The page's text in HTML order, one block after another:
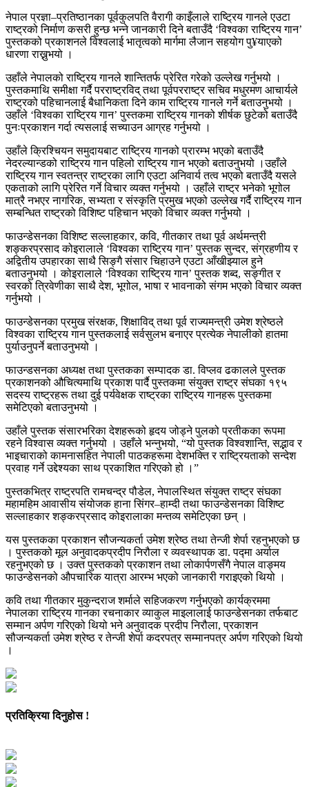
नेपाल प्रज्ञा–प्रतिष्ठानका पूर्वकुलपति वैरागी काइँलाले राष्ट्रिय गानले एउटा
राष्ट्रको निर्माण कसरी हुन्छ भन्ने जानकारी दिने बताउँदै ‘विश्वका राष्ट्रिय गान’
पुस्तकको प्रकाशनले विश्वलाई भातृत्वको मार्गमा लैजान सहयोग पु¥याएको
धारणा राख्नुभयो ।
उहाँले नेपालको राष्ट्रिय गानले शान्तितर्फ प्रेरित गरेको उल्लेख गर्नुभयो ।
पुस्तकमाथि समीक्षा गर्दै परराष्ट्रविद् तथा पूर्वपरराष्ट्र सचिव मधुरमण आचार्यले
राष्ट्रको पहिचानलाई बैधानिकता दिने काम राष्ट्रिय गानले गर्ने बताउनुभयो ।
उहाँले ‘विश्वका राष्ट्रिय गान’ पुस्तकमा राष्ट्रिय गानको शीर्षक छुटेको बताउँदै
पुनःप्रकाशन गर्दा त्यसलाई सच्याउन आग्रह गर्नुभयो ।
उहाँले क्रिश्चियन समुदायबाट राष्ट्रिय गानको प्रारम्भ भएको बताउँदै
नेदरल्यान्डको राष्ट्रिय गान पहिलो राष्ट्रिय गान भएको बताउनुभयो ।उहाँले
राष्ट्रिय गान स्वतन्त्र राष्ट्रका लागि एउटा अनिवार्य तत्व भएको बताउँदै यसले
एकताको लागि प्रेरित गर्ने विचार व्यक्त गर्नुभयो । उहाँले राष्ट्र भनेको भूगोल
मात्रै नभएर नागरिक, सभ्यता र संस्कृति प्रमुख भएको उल्लेख गर्दै राष्ट्रिय गान
सम्बन्धित राष्ट्रको विशिष्ट पहिचान भएको विचार व्यक्त गर्नुभयो ।
फाउन्डेसनका विशिष्ट सल्लाहकार, कवि, गीतकार तथा पूर्व अर्थमन्त्री
शङ्करप्रसाद कोइरालाले ‘विश्वका राष्ट्रिय गान’ पुस्तक सुन्दर, संग्रहणीय र
अद्वितीय उपहारका साथै सिङ्गै संसार चिहाउने एउटा आँखीझ्याल हुने
बताउनुभयो । कोइरालाले ‘विश्वका राष्ट्रिय गान’ पुस्तक शब्द, सङ्गीत र
स्वरको त्रिवेणीका साथै देश, भूगोल, भाषा र भावनाको संगम भएको विचार व्यक्त
गर्नुभयो ।
फाउन्डेसनका प्रमुख संरक्षक, शिक्षाविद् तथा पूर्व राज्यमन्त्री उमेश श्रेष्ठले
विश्वका राष्ट्रिय गान पुस्तकलाई सर्वसुलभ बनाएर प्रत्येक नेपालीको हातमा
पुर्याउनुपर्ने बताउनुभयो ।
फाउन्डसनका अध्यक्ष तथा पुस्तकका सम्पादक डा. विप्लव ढकालले पुस्तक
प्रकाशनको औचित्यमाथि प्रकाश पार्दै पुस्तकमा संयुक्त राष्ट्र संघका १९५
सदस्य राष्ट्रहरू तथा दुई पर्यवेक्षक राष्ट्रका राष्ट्रिय गानहरू पुस्तकमा
समेटिएको बताउनुभयो ।
उहाँले पुस्तक संसारभरिका देशहरूको हृदय जोड्ने पुलको प्रतीकका रूपमा
रहने विश्वास व्यक्त गर्नुभयो । उहाँले भन्नुभयो, “यो पुस्तक विश्वशान्ति, सद्भाव र
भाइचाराको कामनासहित नेपाली पाठकहरूमा देशभक्ति र राष्ट्रियताको सन्देश
प्रवाह गर्ने उद्देश्यका साथ प्रकाशित गरिएको हो ।”
पुस्तकभित्र राष्ट्रपति रामचन्द्र पौडेल, नेपालस्थित संयुक्त राष्ट्र संघका
महामहिम आवासीय संयोजक हाना सिंगर–हाम्दी तथा फाउन्डेसनका विशिष्ट
सल्लाहकार शङ्करप्रसाद कोइरालाका मन्तव्य समेटिएका छन् ।
यस पुस्तकका प्रकाशन सौजन्यकर्ता उमेश श्रेष्ठ तथा तेन्जी शेर्पा रहनुभएको छ
। पुस्तकको मूल अनुवादकप्रदीप निरौला र व्यवस्थापक डा. पद्मा अर्याल
रहनुभएको छ । उक्त पुस्तकको प्रकाशन तथा लोकार्पणसँगै नेपाल वाङ्मय
फाउन्डेसनको औपचारिक यात्रा आरम्भ भएको जानकारी गराइएको थियो ।
कवि तथा गीतकार मुकुन्दराज शर्माले सहिजकरण गर्नुभएको कार्यक्रममा
नेपालका राष्ट्रिय गानका रचनाकार व्याकुल माइलालाई फाउन्डेसनका तर्फबाट
सम्मान अर्पण गरिएको थियो भने अनुवादक प्रदीप निरौला, प्रकाशन
सौजन्यकर्ता उमेश श्रेष्ठ र तेन्जी शेर्पा कदरपत्र सम्मानपत्र अर्पण गरिएको थियो
।
प्रतिक्रिया दिनुहोस !